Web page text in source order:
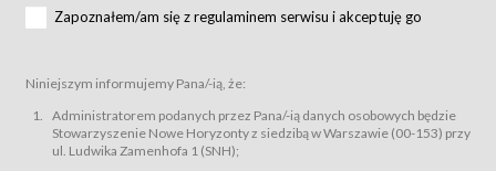
za pośrednictwem Serwisu;
podmiotom z branży mediów i filmowej (Akredytacje);
Bilety – wybrane dokumenty potwierdzające zawarcie umowy z
Usługodawcą i uprawniające do wzięcia udziału w Wydarzeniu,
przewidziane przez Usługodawcę dla danego Wydarzenia, tj. uprawniające
do uczestnictwa w wielu albo w pojedynczych seansach filmowych,
Zapoznałem/am się z regulaminem serwisu i akceptuję go
Niniejszym informujemy Pana/-ią, że:
Administratorem podanych przez Pana/-ią danych osobowych będzie
Stowarzyszenie Nowe Horyzonty z siedzibą w Warszawie (00-153) przy
ul. Ludwika Zamenhofa 1 (SNH);